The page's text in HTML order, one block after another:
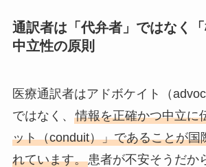
通訳者は「代弁者」ではなく「
中立性の原則
医療通訳者はアドボケイト（
ではなく、 情報を正確かつ中立に
ット（conduit）」であることが国
れています。患者が不安そうだか